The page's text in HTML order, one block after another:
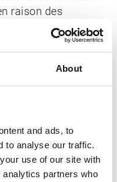
About
and ads, to
to analyse our traffic.
use of our site with
partners who
raison des
les éditeurs et
de la